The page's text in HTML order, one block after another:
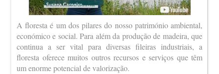
A floresta é um dos pilares do nosso património ambiental,
económico e social. Para além da produção de madeira, que
continua a ser vital para diversas fileiras industriais, a
floresta oferece muitos outros recursos e serviços que têm
um enorme potencial de valorização.